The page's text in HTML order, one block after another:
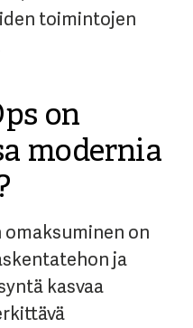
toimintojen
on
modernia
on
ja
kasvaa